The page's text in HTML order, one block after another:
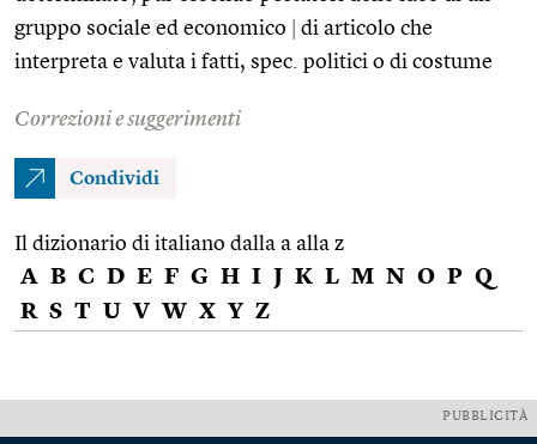
gruppo sociale ed economico
di articolo che
interpreta e valuta i fatti, spec. politici o di costume
Correzioni e suggerimenti
Condividi
Il dizionario di italiano dalla a alla z
A B C D E F G H I J K L M N O P Q
R S T U V W X Y Z
PUBBLICITÀ